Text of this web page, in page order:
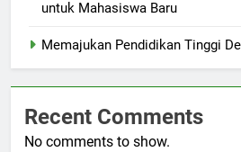
untuk Mahasiswa Baru
Memajukan Pendidikan Tinggi
Recent Comments
No comments to show.